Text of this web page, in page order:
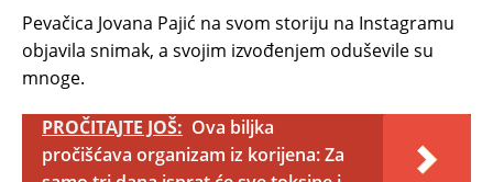
Pevačica Jovana Pajić na svom storiju na Instagramu
objavila snimak, a svojim izvođenjem oduševile su
mnoge.
PROČITAJTE JOŠ: Ova biljka
pročišćava organizam iz korijena: Za